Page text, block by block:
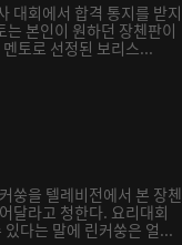
대회에서 합격 통지를 받지
본인이 원하던 장첸판이
토로 선정된 보리스...
쑹을 텔레비전에서 본 장첸
달라고 청한다. 요리대회
다는 말에 린커쑹은 얼...